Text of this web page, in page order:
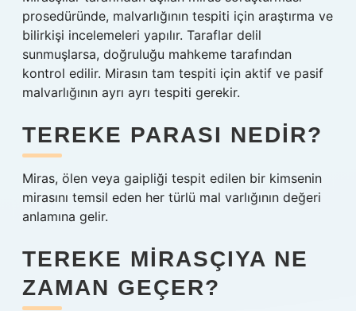
prosedüründe, malvarlığının tespiti için araştırma ve
bilirkişi incelemeleri yapılır. Taraflar delil
sunmuşlarsa, doğruluğu mahkeme tarafından
kontrol edilir. Mirasın tam tespiti için aktif ve pasif
malvarlığının ayrı ayrı tespiti gerekir.
TEREKE PARASI NEDIR?
Miras, ölen veya gaipliği tespit edilen bir kimsenin
mirasını temsil eden her türlü mal varlığının değeri
anlamına gelir.
TEREKE MIRASÇIYA NE
ZAMAN GEÇER?